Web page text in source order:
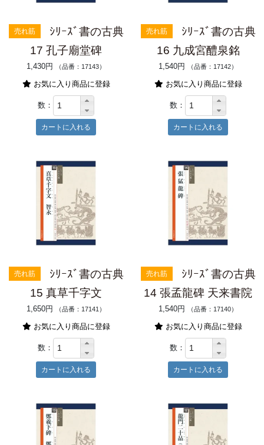
売れ筋
ｼﾘｰｽﾞ書の古典
17 孔子廟堂碑
1,430円 （品番：17143）
お気に入り商品に登録
数：
売れ筋
ｼﾘｰｽﾞ書の古典
16 九成宮醴泉銘
1,540円 （品番：17142）
お気に入り商品に登録
数：
売れ筋
ｼﾘｰｽﾞ書の古典
15 真草千字文
1,650円 （品番：17141）
お気に入り商品に登録
数：
売れ筋
ｼﾘｰｽﾞ書の古典
14 張孟龍碑 天来書院
1,540円 （品番：17140）
お気に入り商品に登録
数：